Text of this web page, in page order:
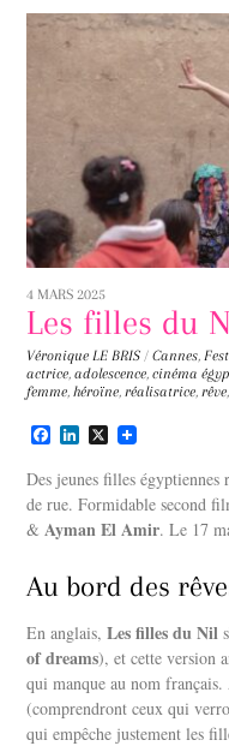
4 MARS 2025
Les filles du
Véronique LE BRIS / Cannes,
actrice,adolescence,cinéma
femme,héroïne, réalisatrice, rêve
F
c
e
b
o
L
n
k
e
d
X
Des jeunes filles
de rue. Formidable second
& Ayman El Amir. Le 17
Au bord des
En anglais,Les filles du Nil
of dreams), et cette version
qui manque au nom
(comprendront ceux qui
qui empêche justement les